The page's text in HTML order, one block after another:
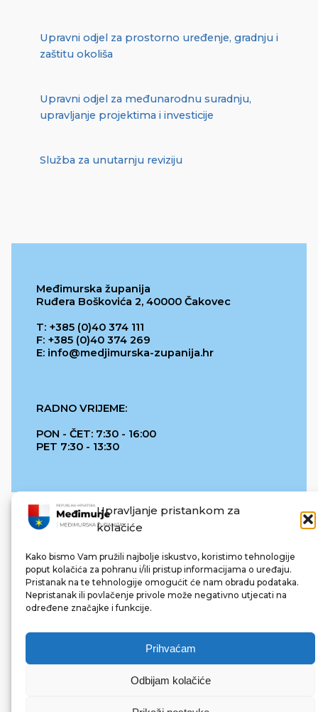
Upravljanje pristankom za
kolačiće
Kako bismo Vam pružili najbolje iskustvo, koristimo tehnologije
poput kolačića za pohranu i/ili pristup informacijama o uređaju.
Pristanak na te tehnologije omogućit će nam obradu podataka.
Nepristanak ili povlačenje privole može negativno utjecati na
određene značajke i funkcije.
Prihvaćam
Odbijam kolačiće
Upravni odjel za prostorno uređenje, gradnju i
zaštitu okoliša
Upravni odjel za međunarodnu suradnju,
upravljanje projektima i investicije
Služba za unutarnju reviziju
Međimurska županija
Ruđera Boškovića 2, 40000 Čakovec
T: +385 (0)40 374 111
F: +385 (0)40 374 269
E: info@medjimurska-zupanija.hr
RADNO VRIJEME:
PON - ČET: 7:30 - 16:00
PET 7:30 - 13:30
REPUBLIKA HRVATSKA
© 2022 Međimurska županija. Sva prava pridržana.